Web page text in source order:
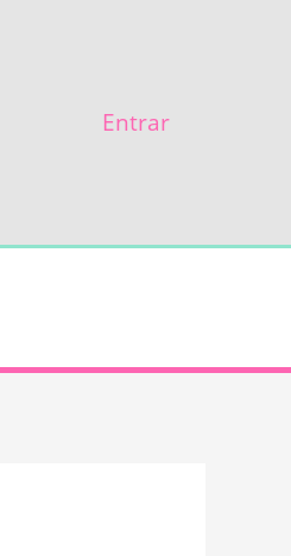
Entrar